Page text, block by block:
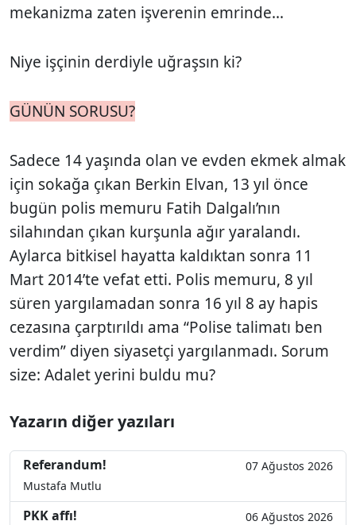
mekanizma zaten işverenin emrinde...
Niye işçinin derdiyle uğraşsın ki?
GÜNÜN SORUSU?
Sadece 14 yaşında olan ve evden ekmek almak
için sokağa çıkan Berkin Elvan, 13 yıl önce
bugün polis memuru Fatih Dalgalı’nın
silahından çıkan kurşunla ağır yaralandı.
Aylarca bitkisel hayatta kaldıktan sonra 11
Mart 2014’te vefat etti. Polis memuru, 8 yıl
süren yargılamadan sonra 16 yıl 8 ay hapis
cezasına çarptırıldı ama “Polise talimatı ben
verdim” diyen siyasetçi yargılanmadı. Sorum
size: Adalet yerini buldu mu?
Yazarın diğer yazıları
Referandum!
07 Ağustos 2026
Mustafa Mutlu
PKK affı!
06 Ağustos 2026